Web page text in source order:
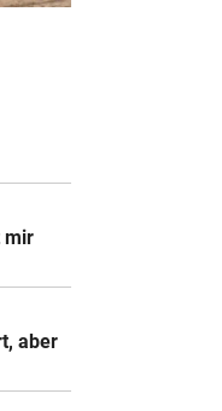
mir
aber